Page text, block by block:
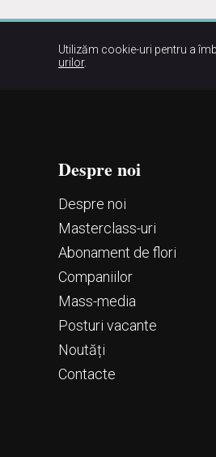
Utilizăm cookie-uri pentru a
urilor.
Despre noi
Despre noi
Маsterclass-uri
Abonament de flori
Companiilor
Mass-media
Posturi vacante
Noutăți
Contacte